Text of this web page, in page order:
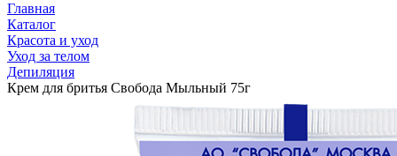
Главная
Каталог
Красота и уход
Уход за телом
Депиляция
Крем для бритья Свобода Мыльный 75г